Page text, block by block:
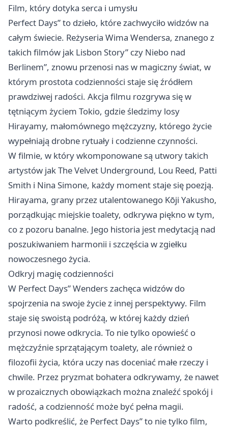
Film, który dotyka serca i umysłu
Perfect Days” to dzieło, które zachwyciło widzów na
całym świecie. Reżyseria Wima Wendersa, znanego z
takich filmów jak Lisbon Story” czy Niebo nad
Berlinem”, znowu przenosi nas w magiczny świat, w
którym prostota codzienności staje się źródłem
prawdziwej radości. Akcja filmu rozgrywa się w
tętniącym życiem Tokio, gdzie śledzimy losy
Hirayamy, małomównego mężczyzny, którego życie
wypełniają drobne rytuały i codzienne czynności.
W filmie, w który wkomponowane są utwory takich
artystów jak The Velvet Underground, Lou Reed, Patti
Smith i Nina Simone, każdy moment staje się poezją.
Hirayama, grany przez utalentowanego Kōji Yakusho,
porządkując miejskie toalety, odkrywa piękno w tym,
co z pozoru banalne. Jego historia jest medytacją nad
poszukiwaniem harmonii i szczęścia w zgiełku
nowoczesnego życia.
Odkryj magię codzienności
W Perfect Days” Wenders zachęca widzów do
spojrzenia na swoje życie z innej perspektywy. Film
staje się swoistą podróżą, w której każdy dzień
przynosi nowe odkrycia. To nie tylko opowieść o
mężczyźnie sprzątającym toalety, ale również o
filozofii życia, która uczy nas doceniać małe rzeczy i
chwile. Przez pryzmat bohatera odkrywamy, że nawet
w prozaicznych obowiązkach można znaleźć spokój i
radość, a codzienność może być pełna magii.
Warto podkreślić, że Perfect Days” to nie tylko film,